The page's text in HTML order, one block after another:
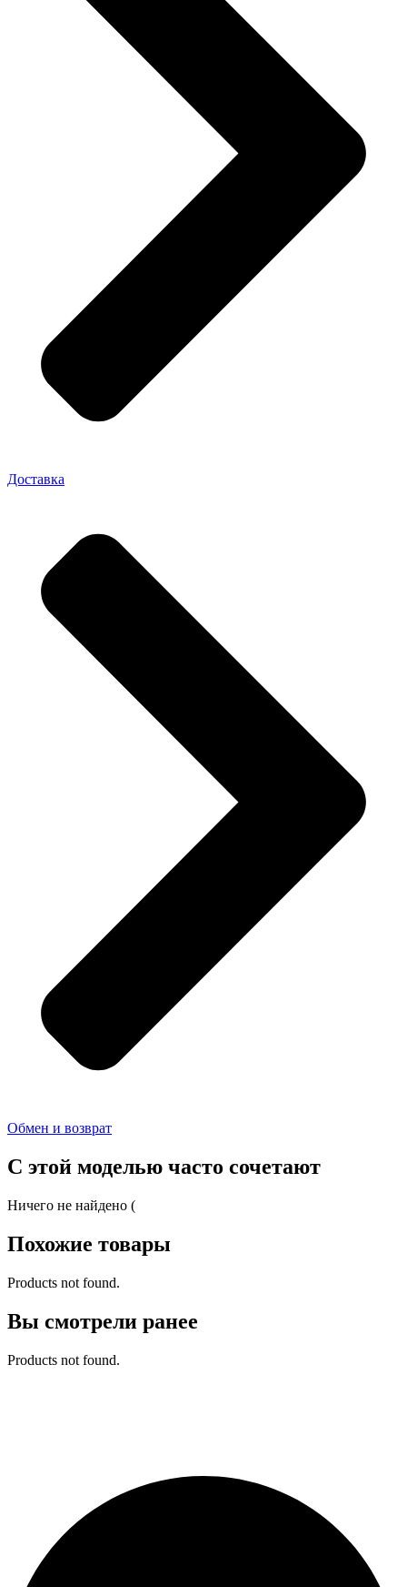
Доставка
Обмен и возврат
С этой моделью часто сочетают
Ничего не найдено (
Похожие товары
Products not found.
Вы смотрели ранее
Products not found.